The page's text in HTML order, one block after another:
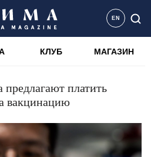
EN
КЛУБ МАГАЗИН
платить
вакцинацию